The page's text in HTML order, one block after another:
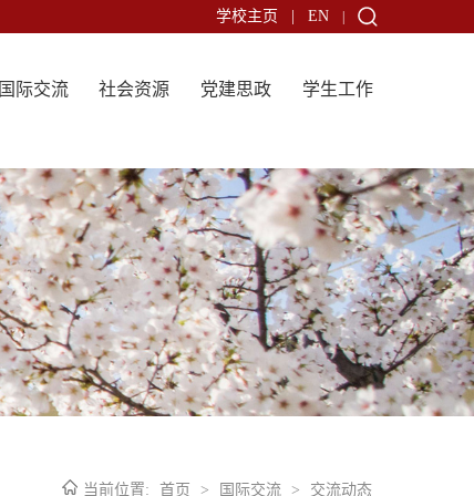
学校主页 EN
国际交流 社会资源 党建思政 学生工作
当前位置: 首页 > 国际交流 > 交流动态